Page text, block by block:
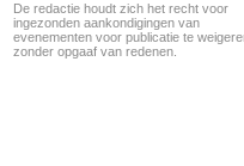
De redactie houdt zich het recht voor
ingezonden aankondigingen van
evenementen voor publicatie te
zonder opgaaf van redenen.